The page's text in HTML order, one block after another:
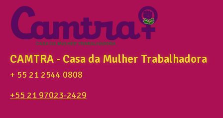
CAMTRA - Casa da Mulher Trabalhadora
+ 55 21 2544 0808
+55 21 97023-2429